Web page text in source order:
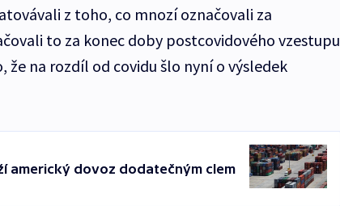
z toho, co mnozí označovali za
to za konec doby postcovidového vzestupu
že na rozdíl od covidu šlo nyní o výsledek
americký dovoz dodatečným clem